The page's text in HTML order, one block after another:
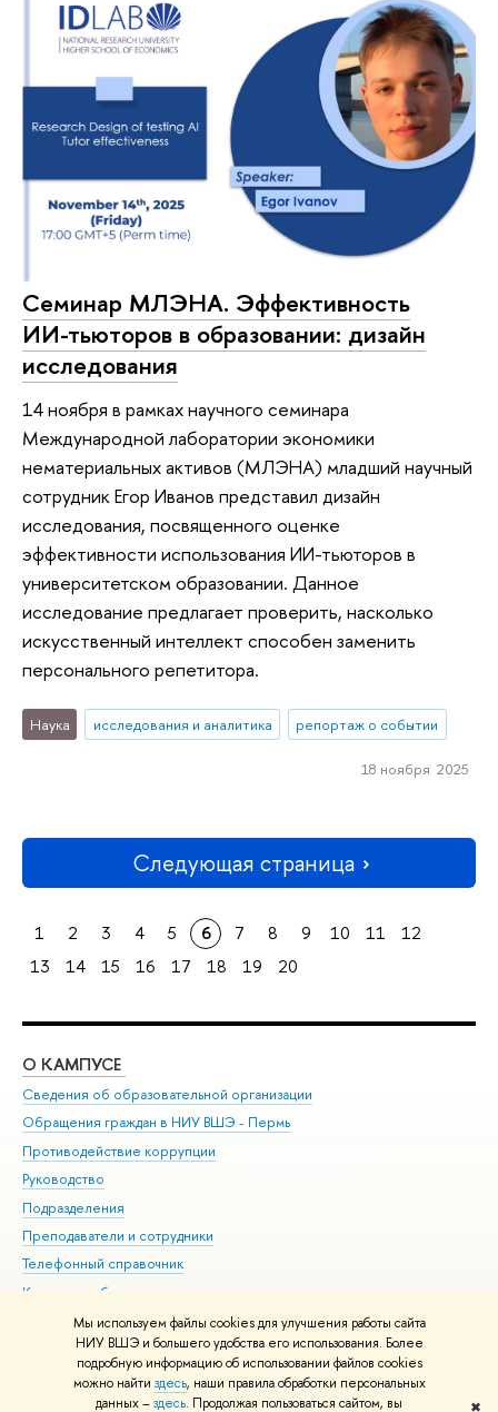
Мы используем файлы cookies для улучшения работы сайта
НИУ ВШЭ и большего удобства его использования. Более
подробную информацию об использовании файлов cookies
можно найти здесь, наши правила обработки персональных
данных –здесь. Продолжая пользоваться сайтом, вы ✖
Семинар МЛЭНА. Эффективность
ИИ-тьюторов в образовании: дизайн
исследования
14 ноября в рамках научного семинара
Международной лаборатории экономики
нематериальных активов (МЛЭНА) младший научный
сотрудник Егор Иванов представил дизайн
исследования, посвященного оценке
эффективности использования ИИ-тьюторов в
университетском образовании. Данное
исследование предлагает проверить, насколько
искусственный интеллект способен заменить
персонального репетитора.
Наука исследования и аналитика репортаж о событии
18 ноября 2025
Следующая страница
1 2 3 4 5 6 7 8 9 10 11
12
13
14 15 16 17 18 19 20
О КАМПУСЕ
Сведения об образовательной организации
Обращения граждан в НИУ ВШЭ - Пермь
Противодействие коррупции
Руководство
Подразделения
Преподаватели и сотрудники
Телефонный справочник
Корпуса и общежития
ВШЭ для студентов с ограниченными возможностями
здоровья и инвалидностью
Единая платежная страница